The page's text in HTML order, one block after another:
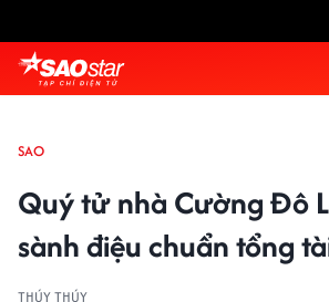
SAO
Quý tử nhà Cường Đô
sành điệu chuẩn tổng
THÚY THÚY